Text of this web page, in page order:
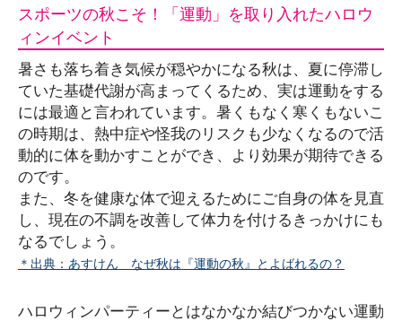
スポーツの秋こそ！「運動」を取り入れたハロウ
ィンイベント
暑さも落ち着き気候が穏やかになる秋は、夏に停滞し
ていた基礎代謝が高まってくるため、実は運動をする
には最適と言われています。暑くもなく寒くもないこ
の時期は、熱中症や怪我のリスクも少なくなるので活
動的に体を動かすことができ、より効果が期待できる
のです。
また、冬を健康な体で迎えるためにご自身の体を見直
し、現在の不調を改善して体力を付けるきっかけにも
なるでしょう。
＊出典：あすけん なぜ秋は『運動の秋』とよばれるの？
ハロウィンパーティーとはなかなか結びつかない運動